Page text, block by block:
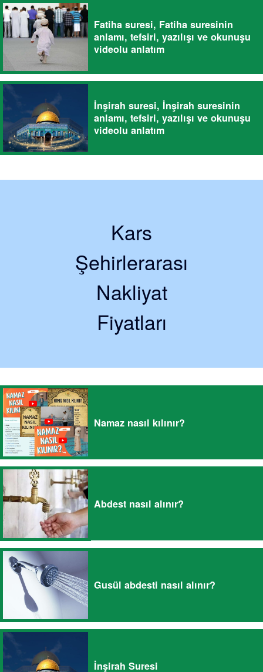
Fatiha suresi, Fatiha suresinin
anlamı, tefsiri, yazılışı ve okunuşu
videolu anlatım
İnşirah suresi, İnşirah suresinin
anlamı, tefsiri, yazılışı ve okunuşu
videolu anlatım
Kars
Şehirlerarası
Nakliyat
Fiyatları
Namaz nasıl kılınır?
Abdest nasıl alınır?
Gusül abdesti nasıl alınır?
İnşirah Suresi